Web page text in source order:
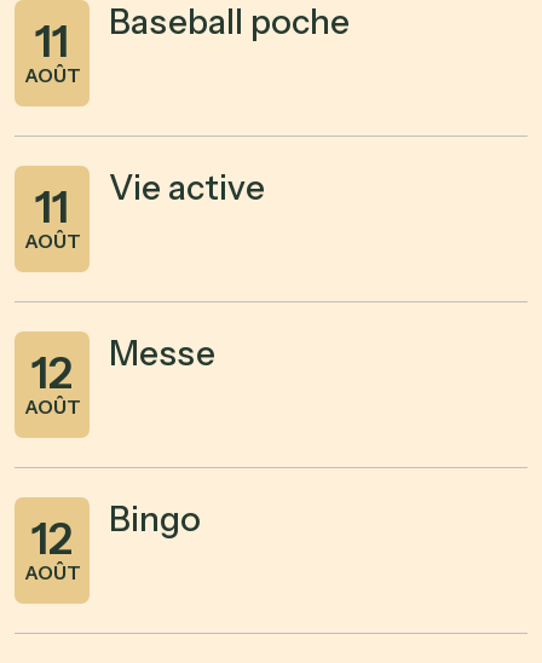
11
AOÛT
Baseball poche
11
AOÛT
Vie active
12
AOÛT
Messe
12
AOÛT
Bingo